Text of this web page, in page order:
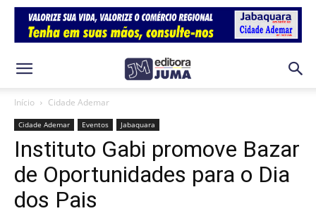
Início Cidade Ademar
Cidade Ademar Eventos Jabaquara
Instituto Gabi promove Bazar
de Oportunidades para o Dia
dos Pais